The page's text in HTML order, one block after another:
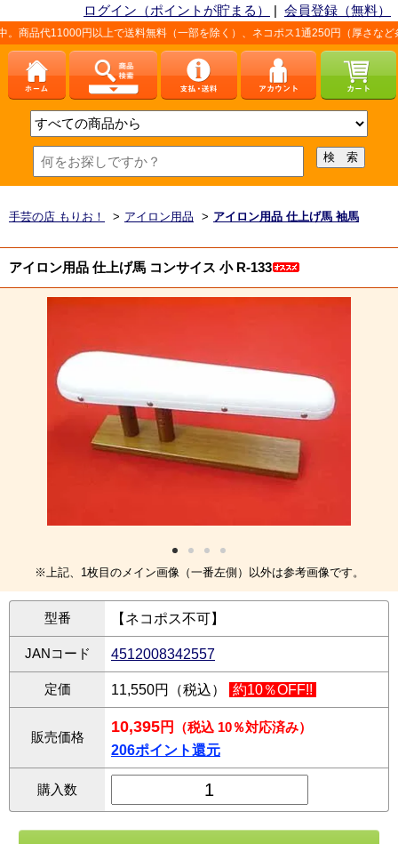
ログイン（ポイントが貯まる） | 会員登録（無料）
円以上で送料無料（一部を除く）、ネコポス1通250円（厚さなど条件あり）。
手芸の店 もりお！ > アイロン用品 > アイロン用品 仕上げ馬 袖馬
アイロン用品 仕上げ馬 コンサイス 小 R-133
※上記、1枚目のメイン画像（一番左側）以外は参考画像です。
型番 【ネコポス不可】
JANコード 4512008342557
定価 11,550円（税込） 約10％OFF!!
販売価格
10,395円
（税込 10％対応済み）
206ポイント還元
購入数